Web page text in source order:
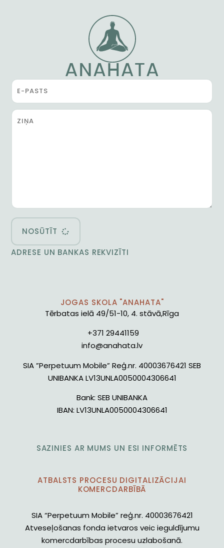
NOSŪTĪT
ADRESE UN BANKAS REKVIZĪTI
JOGAS SKOLA "ANAHATA"
Tērbatas ielā 49/51-10, 4. stāvā,Rīga
+371 29441159
info@anahata.lv
SIA ”Perpetuum Mobile” Reģ.nr. 40003676421 SEB
UNIBANKA LV13UNLA0050004306641
Bank: SEB UNIBANKA
IBAN: LV13UNLA0050004306641
SAZINIES AR MUMS UN ESI INFORMĒTS
ATBALSTS PROCESU DIGITALIZĀCIJAI
KOMERCDARBĪBĀ
SIA “Perpetuum Mobile” reģ.nr. 40003676421
Atveseļošanas fonda ietvaros veic ieguldījumu
komercdarbības procesu uzlabošanā.